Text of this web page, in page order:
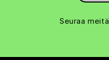
Seuraa meitä